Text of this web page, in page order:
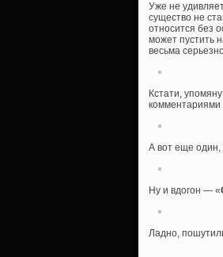
Уже не
существо не
относится без
может пустить
весьма
Кстати,
комментариями
А вот еще один,
Ну и вдогон — «
Ладно,